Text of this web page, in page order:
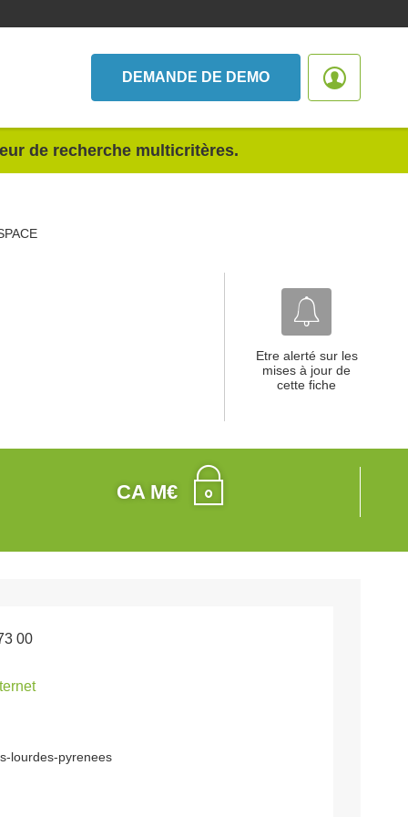
DEMANDE DE DEMO
de recherche multicritères.
Etre alerté sur les
mises à jour de
cette fiche
CA M€
00
lourdes-pyrenees